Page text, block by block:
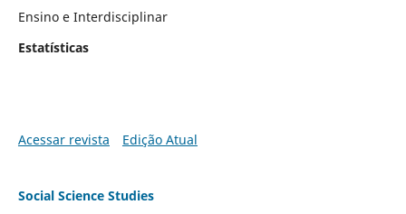
Ensino e Interdisciplinar
Estatísticas
Acessar revista Edição Atual
Social Science Studies